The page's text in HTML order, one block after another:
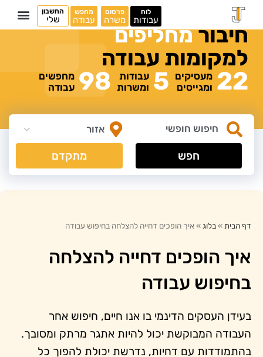
לוח
עבודות
פרסום
משרה
מחפש
עבודה
החשבון
שלי
חיבורמחליפים
למקומות עבודה
22 מעסיקים
ומגייסים
5 עבודות
ומשרות 98 מחפשים
עבודה
חפש מתקדם
דף הבית »בלוג »איך הופכים דחייה להצלחה בחיפוש עבודה
איך הופכים דחייה להצלחה
בחיפוש עבודה
בעידן העסקים הדינמי בו אנו חיים, חיפוש אחר
העבודה המבוקשת יכול להיות אתגר מרתק ומסובך.
בהתמודדות עם דחיות, נדרשת יכולת להפוך כל